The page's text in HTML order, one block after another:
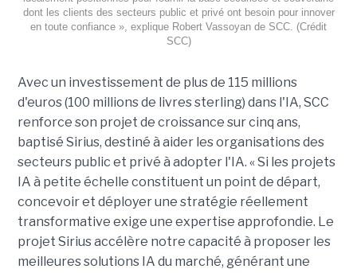
dont les clients des secteurs public et privé ont besoin pour innover
en toute confiance », explique Robert Vassoyan de SCC. (Crédit
SCC)
Avec un investissement de plus de 115 millions
d'euros (100 millions de livres sterling) dans l'IA, SCC
renforce son projet de croissance sur cinq ans,
baptisé Sirius, destiné à aider les organisations des
secteurs public et privé à adopter l'IA. « Si les projets
IA à petite échelle constituent un point de départ,
concevoir et déployer une stratégie réellement
transformative exige une expertise approfondie. Le
projet Sirius accélère notre capacité à proposer les
meilleures solutions IA du marché, générant une